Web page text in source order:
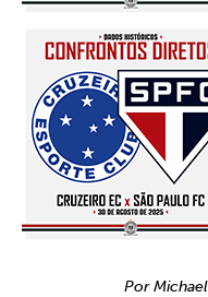
Por